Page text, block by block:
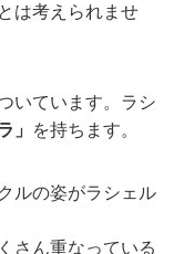
は考えられませ
いています。ラシ
」 を持ちます。
ルの姿がラシェル
さん重なっている